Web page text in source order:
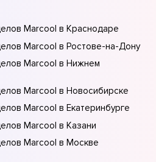
Marcool в Краснодаре
Marcool в Ростове-на-Донy
Marcool в Нижнем
Marcool в Новосибирске
Marcool в Екатеринбурге
Marcool в Казани
Marcool в Москве